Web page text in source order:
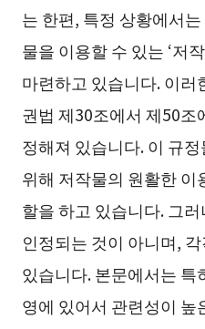
는 한편, 특정 상황에서
물을 이용할 수 있는 ‘저
마련하고 있습니다. 이러
권법 제30조에서 제50조
정해져 있습니다. 이 규
위해 저작물의 원활한 이
할을 하고 있습니다. 그
인정되는 것이 아니며,
있습니다. 본문에서는 특
영에 있어서 관련성이 높